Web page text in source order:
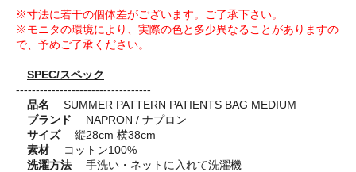
※寸法に若干の個体差がございます。ご了承下さい。
※モニタの環境により、実際の色と多少異なることがありますの
で、予めご了承ください。
SPEC/スペック
----------------------------------
品名
SUMMER PATTERN PATIENTS BAG MEDIUM
ブランド
NAPRON / ナプロン
サイズ縦28cm 横38cm
素材 コットン100%
洗濯方法 手洗い・ネットに入れて洗濯機